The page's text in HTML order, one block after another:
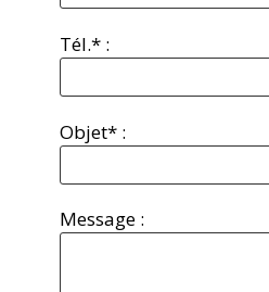
Tél.* :
Objet* :
Message :